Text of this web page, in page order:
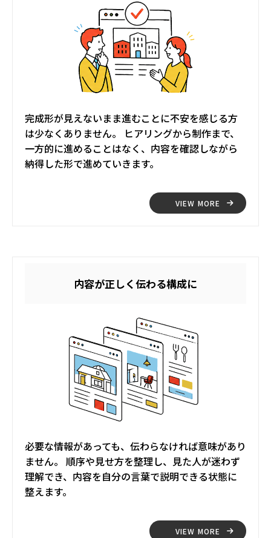
完成形が見えないまま進むことに不安を感じる方
は少なくありません。 ヒアリングから制作まで、
一方的に進めることはなく、内容を確認しながら
納得した形で進めていきます。
VIEW MORE
内容が正しく伝わる構成に
必要な情報があっても、伝わらなければ意味があり
ません。 順序や見せ方を整理し、見た人が迷わず
理解でき、内容を自分の言葉で説明できる状態に
整えます。
VIEW MORE